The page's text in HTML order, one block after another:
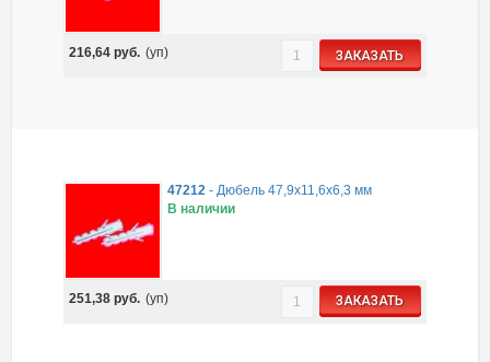
216,64руб. (уп) ЗАКАЗАТЬ
47212 -Дюбель 47,9х11,6х6,3 мм
В наличии
251,38руб. (уп) ЗАКАЗАТЬ